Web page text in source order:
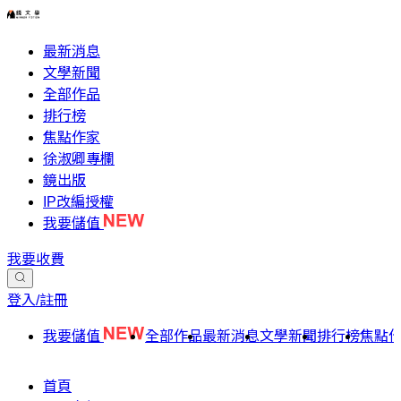
最新消息
文學新聞
全部作品
排行榜
焦點作家
徐淑卿專欄
鏡出版
IP改編授權
我要儲值
我要收費
登入/註冊
我要儲值 全部作品最新消息文學新聞排行榜焦點
首頁